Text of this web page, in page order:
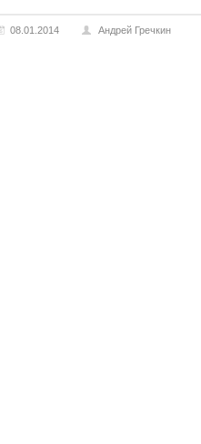
08.01.2014 Андрей Гречкин